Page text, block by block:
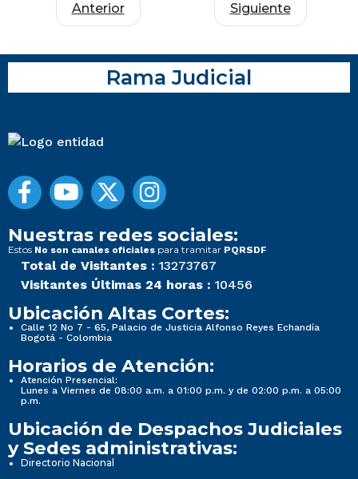
Anterior Siguiente
Rama Judicial
Nuestras redes sociales:
Estos No son canales oficiales para tramitar PQRSDF
Total de Visitantes : 13273767
Visitantes Últimas 24 horas : 10456
Ubicación Altas Cortes:
Calle 12 No 7 - 65, Palacio de Justicia Alfonso Reyes Echandía
Bogotá - Colombia
Horarios de Atención:
Atención Presencial:
Lunes a Viernes de 08:00 a.m. a 01:00 p.m. y de 02:00 p.m. a 05:00
p.m.
Ubicación de Despachos Judiciales
y Sedes administrativas:
Directorio Nacional